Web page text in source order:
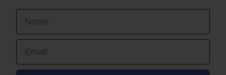
First Name
Email